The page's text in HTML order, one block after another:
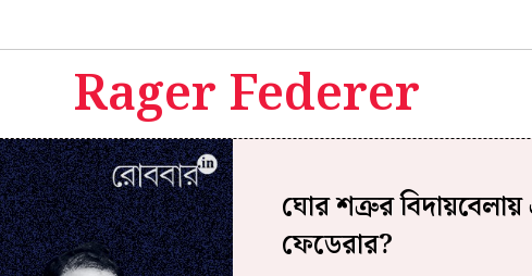
Rager Federer
ঘোর শত্রুর
ফেডেরার?